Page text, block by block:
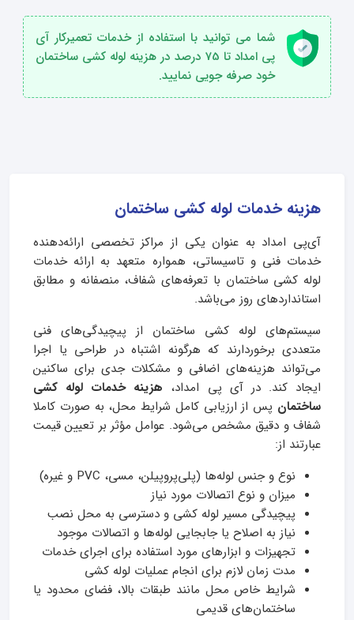
شما می توانید با استفاده از خدمات تعمیرکار آی
پی امداد تا 75 درصد در هزینه لوله کشی ساختمان
خود صرفه جویی نمایید.
هزینه خدمات لوله کشی ساختمان
آی‌پی امداد به‌ عنوان یکی از مراکز تخصصی ارائه‌دهنده
خدمات فنی و تاسیساتی، همواره متعهد به ارائه خدمات
لوله کشی ساختمان با تعرفه‌های شفاف، منصفانه و مطابق
استانداردهای روز می‌باشد.
سیستم‌های لوله کشی ساختمان از پیچیدگی‌های فنی
متعددی برخوردارند که هرگونه اشتباه در طراحی یا اجرا
می‌تواند هزینه‌های اضافی و مشکلات جدی برای ساکنین
ایجاد کند. در آی‌ پی امداد، هزینه خدمات لوله کشی
ساختمان پس از ارزیابی کامل شرایط محل، به صورت کاملا
شفاف و دقیق مشخص می‌شود. عوامل مؤثر بر تعیین قیمت
عبارتند از:
نوع و جنس لوله‌ها (پلی‌پروپیلن، مسی، PVC و غیره)
میزان و نوع اتصالات مورد نیاز
پیچیدگی مسیر لوله کشی و دسترسی به محل نصب
نیاز به اصلاح یا جابجایی لوله‌ها و اتصالات موجود
تجهیزات و ابزارهای مورد استفاده برای اجرای خدمات
مدت زمان لازم برای انجام عملیات لوله کشی
شرایط خاص محل مانند طبقات بالا، فضای محدود یا
ساختمان‌های قدیمی